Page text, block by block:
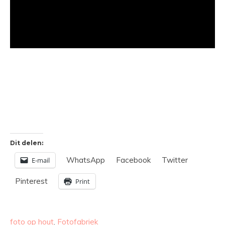
Dit delen:
E-mail WhatsApp Facebook Twitter
Pinterest Print
foto op hout, Fotofabriek